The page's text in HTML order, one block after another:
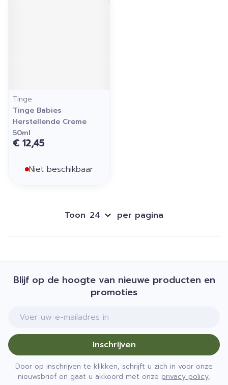
Tinge
Tinge Babies
Herstellende Creme
50ml
€ 12,45
Niet beschikbaar
Toon per pagina
Blijf op de hoogte van nieuwe producten en
promoties
E-mail adres
Inschrijven
Door op inschrijven te klikken, schrijft u zich in voor onze
nieuwsbrief en gaat u akkoord met onze privacy policy.